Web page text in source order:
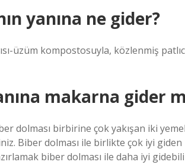
yanına ne gider?
üzüm kompostosuyla, közlenmiş
makarna gider
dolması birbirine çok yakışan iki
Biber dolması ile birlikte çok iyi
biber dolması ile daha iyi